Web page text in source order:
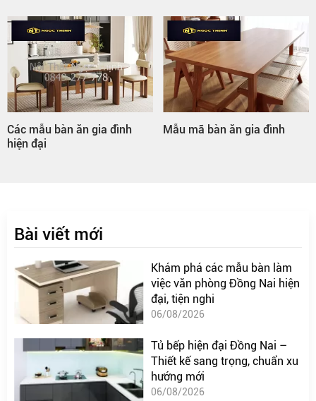
Các mẫu bàn ăn gia đình
hiện đại
Mẫu mã bàn ăn gia đình
Bài viết mới
Khám phá các mẫu bàn làm
việc văn phòng Đồng Nai hiện
đại, tiện nghi
06/08/2026
Tủ bếp hiện đại Đồng Nai –
Thiết kế sang trọng, chuẩn xu
hướng mới
06/08/2026